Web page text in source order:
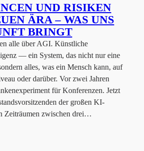
UND RISIKEN
ÄRA – WAS UNS
BRINGT
alle über AGI. Künstliche
— ein System, das nicht nur eine
alles, was ein Mensch kann, auf
oder darüber. Vor zwei Jahren
für Konferenzen. Jetzt
der großen KI-
Zeiträumen zwischen drei…